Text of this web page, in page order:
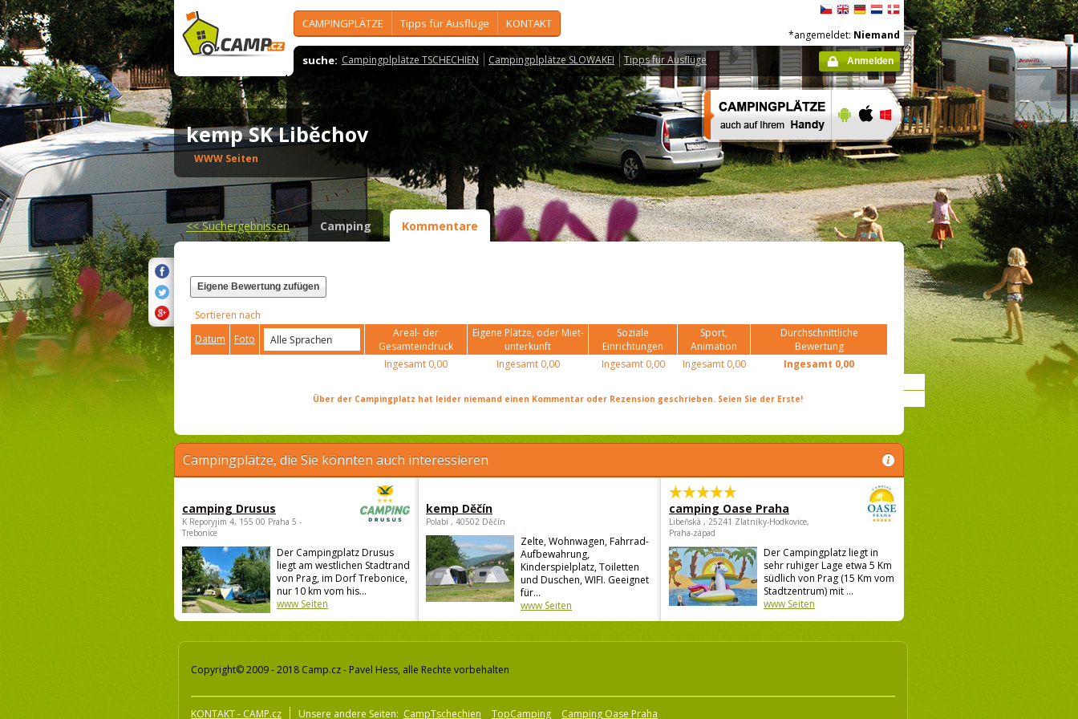
CAMPINGPLÄTZE Tipps für Ausflüge KONTAKT
suche: Campingplplätze TSCHECHIEN Campingplplätze SLOWAKEI Tipps für Ausflüge
*angemeldet: Niemand
Anmelden
kemp SK Liběchov
WWW Seiten
<<Suchergebnissen Camping Kommentare
Eigene Bewertung zufügen
Sortieren nach
Datum
Foto
Areal- der
Gesamteindruck
Eigene Plätze, oder Miet-
unterkunft
Soziale
Einrichtungen
Sport,
Animation
Durchschnittliche
Bewertung
Ingesamt 0,00 Ingesamt0,00 Ingesamt0,00 Ingesamt0,00 Ingesamt 0,00
Über der Campingplatz hat leider niemand einen Kommentar oder Rezension geschrieben. Seien Sie der Erste!
Campingplätze, die Sie könnten auch interessieren
camping Drusus
K Reporyjim 4, 155 00 Praha 5 -
Trebonice
Der Campingplatz Drusus
liegt am westlichen Stadtrand
von Prag, im Dorf Trebonice,
nur 10 km vom his...
www Seiten
kemp Děčín
Polabí , 40502 Děčín
Zelte, Wohnwagen, Fahrrad-
Aufbewahrung,
Kinderspielplatz, Toiletten
und Duschen, WIFI. Geeignet
für...
www Seiten
camping Oase Praha
Libeňská , 25241 Zlatníky-Hodkovice,
Praha-západ
Der Campingplatz liegt in
sehr ruhiger Lage etwa 5 Km
südlich von Prag (15 Km vom
Stadtzentrum) mit ...
www Seiten
Copyright© 2009 - 2018 Camp.cz - Pavel Hess, alle Rechte vorbehalten
KONTAKT - CAMP.cz Unsere andere Seiten: CampTschechien TopCamping Camping Oase Praha